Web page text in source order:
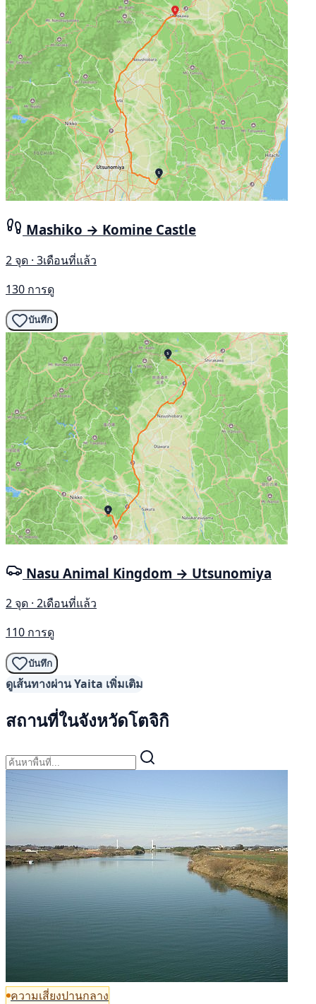
Mashiko → Komine Castle
2 จุด · 3เดือนที่แล้ว
130 การดู
บันทึก
Nasu Animal Kingdom → Utsunomiya
2 จุด · 2เดือนที่แล้ว
110 การดู
บันทึก
ดูเส้นทางผ่าน Yaita เพิ่มเติม
สถานที่ในจังหวัดโตจิกิ
ความเสี่ยงปานกลาง